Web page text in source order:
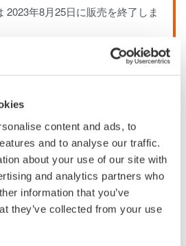
content and ads, to
and to analyse our traffic.
about your use of our site with
and analytics partners who
information that you’ve
they’ve collected from your use
2023年8月25日に販売を終了しま